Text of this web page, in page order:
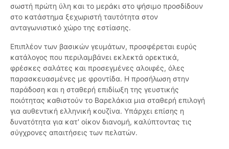
σωστή πρώτη ύλη και το μεράκι στο ψήσιμο προσδίδουν
στο κατάστημα ξεχωριστή ταυτότητα στον
ανταγωνιστικό χώρο της εστίασης.
Επιπλέον των βασικών γευμάτων, προσφέρεται ευρύς
κατάλογος που περιλαμβάνει εκλεκτά ορεκτικά,
φρέσκες σαλάτες και προσεγμένες αλοιφές, όλες
παρασκευασμένες με φροντίδα. Η προσήλωση στην
παράδοση και η σταθερή επιδίωξη της γευστικής
ποιότητας καθιστούν το Βαρελάκια μια σταθερή επιλογή
για αυθεντική ελληνική κουζίνα. Υπάρχει επίσης η
δυνατότητα για κατ' οίκον διανομή, καλύπτοντας τις
σύγχρονες απαιτήσεις των πελατών.